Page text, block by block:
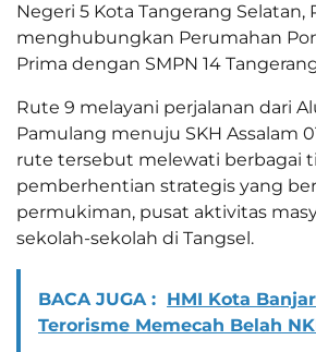
Negeri 5 Kota Tangerang Selatan,
menghubungkan Perumahan
Prima dengan SMPN 14
Rute 9 melayani perjalanan dari
Pamulang menuju SKH Assalam
rute tersebut melewati berbagai
pemberhentian strategis yang
permukiman, pusat aktivitas
sekolah-sekolah di Tangsel.
BACA JUGA : HMI Kota
Terorisme Memecah Belah